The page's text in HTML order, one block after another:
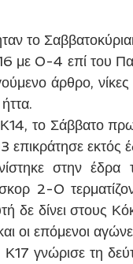
το
με 0-4 επί του
άρθρο,
το Σάββατο
επικράτησε
στην έδρα
2-0
δε δίνει στους
οι επόμενοι
γνώρισε τη